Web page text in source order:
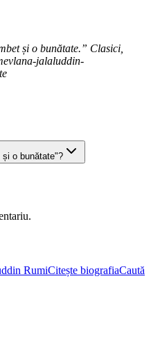
și o bunătate.” Clasici,
jalaluddin-
și o bunătate"?
RumiCitește biografiaCaută